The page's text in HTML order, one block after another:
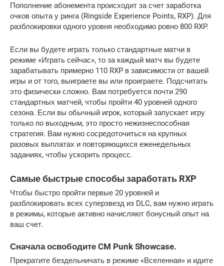
Пополнение абонемента происходит за счет заработка
очков опыта у ринга (Ringside Experience Points, RXP). Для
разблокировки одного уровня необходимо ровно 800 RXP.
Если вы будете играть только стандартные матчи в
режиме «Играть сейчас», то за каждый матч вы будете
зарабатывать примерно 110 RXP в зависимости от вашей
игры и от того, выиграете вы или проиграете. Подсчитать
это физически сложно. Вам потребуется почти 290
стандартных матчей, чтобы пройти 40 уровней одного
сезона. Если вы обычный игрок, который запускает игру
только по выходным, это просто нежизнеспособная
стратегия. Вам нужно сосредоточиться на крупных
разовых выплатах и ​​повторяющихся еженедельных
заданиях, чтобы ускорить процесс.
Самые быстрые способы заработать RXP
Чтобы быстро пройти первые 20 уровней и
разблокировать всех суперзвезд из DLC, вам нужно играть
в режимы, которые активно начисляют бонусный опыт на
ваш счет.
Сначала освободите CM Punk Showcase.
Прекратите бездельничать в режиме «Вселенная» и идите